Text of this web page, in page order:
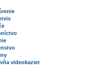
videokaziet